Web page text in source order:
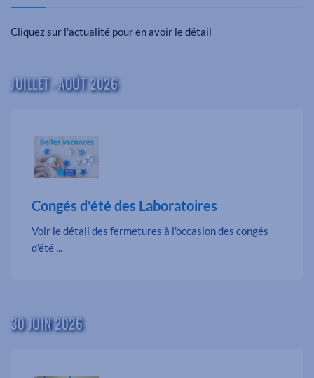
Cliquez sur l'actualité pour en avoir le détail
JUILLET - AOÛT 2026
Congés d'été des Laboratoires
Voir le détail des fermetures à l'occasion des congés
d'été ...
30 JUIN 2026